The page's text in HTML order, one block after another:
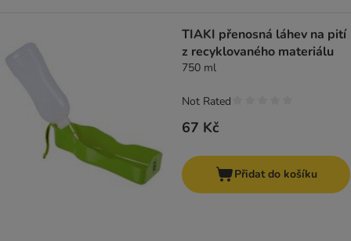
TIAKI přenosná láhev na pití
z recyklovaného materiálu
750 ml
67 Kč
Not Rated
Přidat do košíku